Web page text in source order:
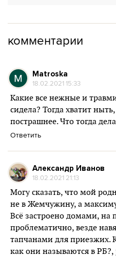
комментарии
Matroska
18.02.2021 15:33
Какие все нежные и
сидела? Тогда хватит
пострашнее. Что тогда
Ответить
Александр Иванов
18.02.2021 21:13
Могу сказать, что мой
не в Жемчужину, а
Всё застроено домами, на
проблематично, везде
тапчанами для приезжих.
как они называются в РБ?,